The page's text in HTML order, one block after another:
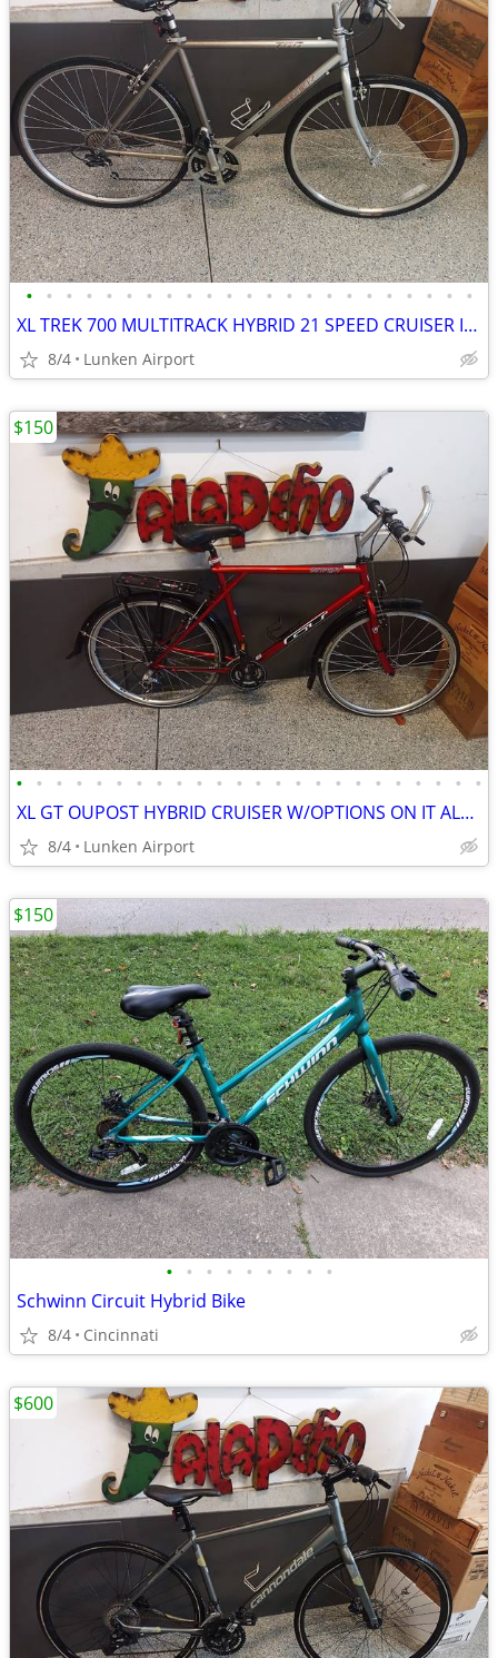
• • • • • • • • • • • • • • • • • • • • • • •
XL TREK 700 MULTITRACK HYBRID 21 SPEED CRUISER IN PRISTINE CONDITION
8/4 Lunken Airport
• • • • • • • • • • • • • • • • • • • • • • • •
XL GT OUPOST HYBRID CRUISER W/OPTIONS ON IT ALL IN PRISTINE CONDITION
8/4 Lunken Airport
$150
• • • • • • • • •
Schwinn Circuit Hybrid Bike
8/4 Cincinnati
$150
$600